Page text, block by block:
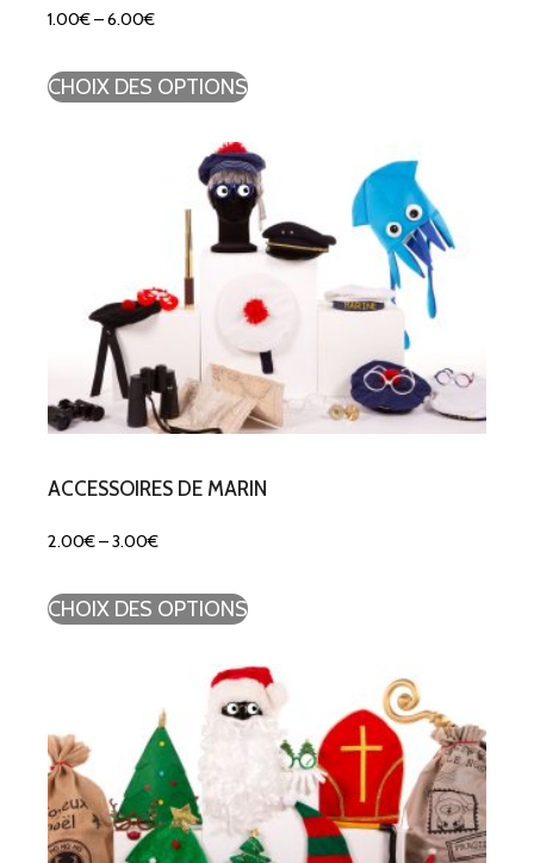
1.00€–6.00€
CHOIX DES OPTIONS
ACCESSOIRES DE MARIN
2.00€–3.00€
CHOIX DES OPTIONS